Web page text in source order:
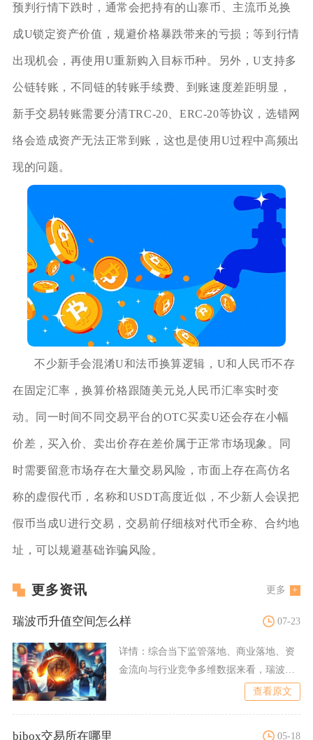
预判行情下跌时，通常会把持有的山寨币、主流币兑换
成U锁定资产价值，规避价格暴跌带来的亏损；等到行情
出现机会，再使用U重新购入目标币种。另外，U支持多
公链转账，不同链的转账手续费、到账速度差距明显，
新手交易转账需要分清TRC-20、ERC-20等协议，选错网
络会造成资产无法正常到账，这也是使用U过程中高频出
现的问题。
不少新手会混淆U和法币换算逻辑，U和人民币不存
在固定汇率，换算价格跟随美元兑人民币汇率实时变
动。同一时间不同交易平台的OTC买卖U还会存在小幅
价差，买入价、卖出价存在差价属于正常市场现象。同
时需要留意市场存在大量交易风险，市面上存在高仿名
称的虚假代币，名称和USDT高度近似，不少新人会误把
假币当成U进行交易，交易前仔细核对代币全称、合约地
址，可以规避基础诈骗风险。
更多资讯 更多
瑞波币升值空间怎么样 07-23
详情： 综合当下监管落地、商业落地、资
金流向与行业竞争多维数据来看，瑞波币
查看原文
bibox交易所在哪里 05-18